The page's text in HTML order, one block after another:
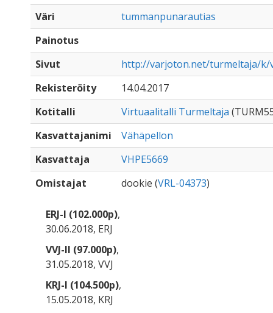
Väri
tummanpunarautias
Painotus
Sivut
http://varjoton.net/turmeltaja/k/
Rekisteröity
14.04.2017
Kotitalli
Virtuaalitalli Turmeltaja
Kasvattajanimi
Vähäpellon
Kasvattaja
VHPE5669
Omistajat
dookie (VRL-04373)
ERJ-I (102.000p),
30.06.2018, ERJ
VVJ-II (97.000p),
31.05.2018, VVJ
KRJ-I (104.500p),
15.05.2018, KRJ